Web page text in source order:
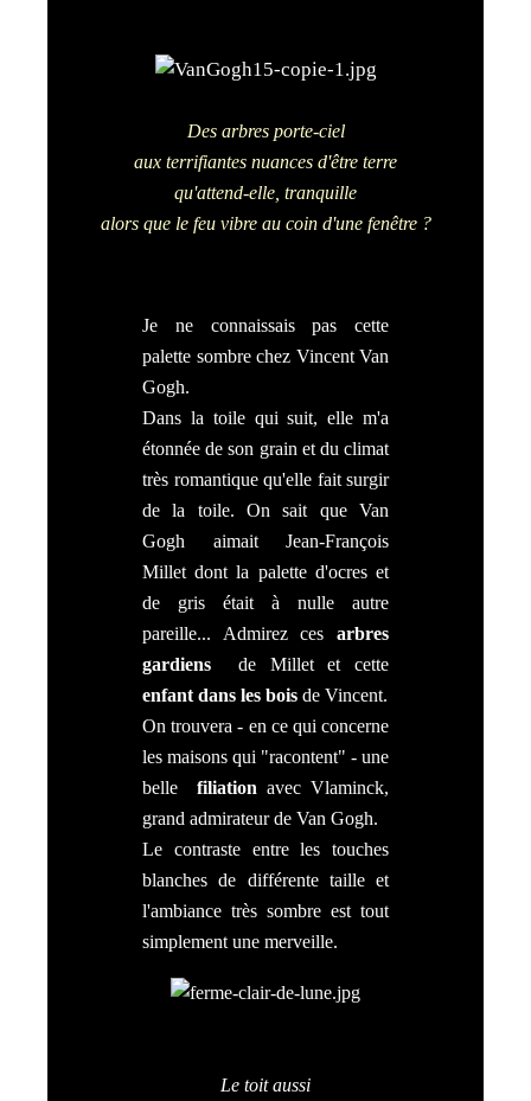
Des arbres porte-ciel
aux terrifiantes nuances d'être terre
qu'attend-elle, tranquille
alors que le feu vibre au coin d'une fenêtre ?
Je ne connaissais pas cette
palette sombre chez Vincent Van
Gogh.
Dans la toile qui suit, elle m'a
étonnée de son grain et du climat
très romantique qu'elle fait surgir
de la toile. On sait que Van
Gogh aimait Jean-François
Millet dont la palette d'ocres et
de gris était à nulle autre
pareille... Admirez ces arbres
gardiens de Millet et cette
enfant dans les bois de Vincent.
On trouvera - en ce qui concerne
les maisons qui "racontent" - une
belle filiation avec Vlaminck,
grand admirateur de Van Gogh.
Le contraste entre les touches
blanches de différente taille et
l'ambiance très sombre est tout
simplement une merveille.
Le toit aussi